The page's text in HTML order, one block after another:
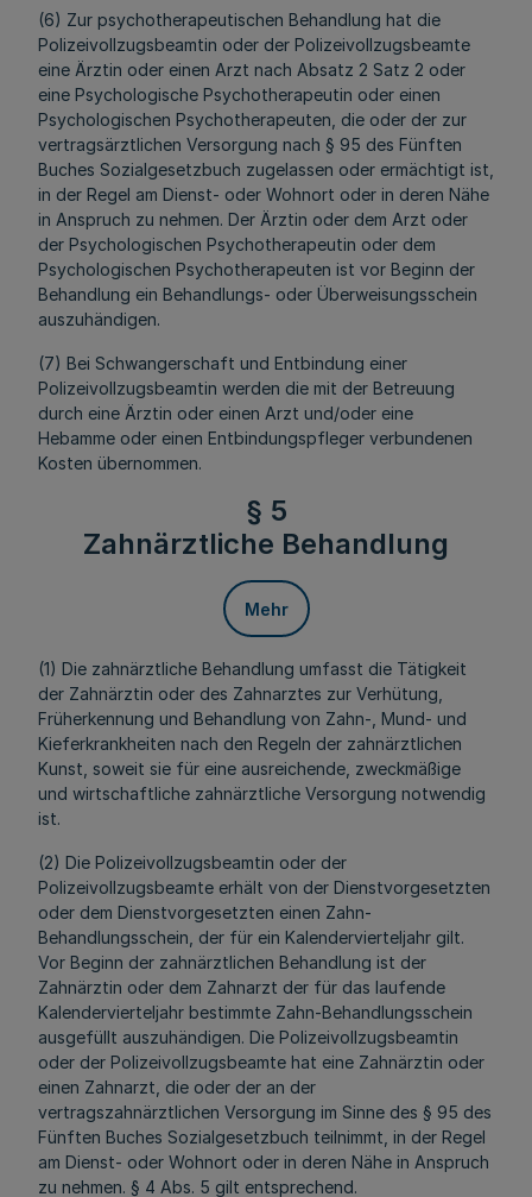
(6) Zur psychotherapeutischen Behandlung hat die
Polizeivollzugsbeamtin oder der Polizeivollzugsbeamte
eine Ärztin oder einen Arzt nach Absatz 2 Satz 2 oder
eine Psychologische Psychotherapeutin oder einen
Psychologischen Psychotherapeuten, die oder der zur
vertragsärztlichen Versorgung nach § 95 des Fünften
Buches Sozialgesetzbuch zugelassen oder ermächtigt ist,
in der Regel am Dienst- oder Wohnort oder in deren Nähe
in Anspruch zu nehmen. Der Ärztin oder dem Arzt oder
der Psychologischen Psychotherapeutin oder dem
Psychologischen Psychotherapeuten ist vor Beginn der
Behandlung ein Behandlungs- oder Überweisungsschein
auszuhändigen.
(7) Bei Schwangerschaft und Entbindung einer
Polizeivollzugsbeamtin werden die mit der Betreuung
durch eine Ärztin oder einen Arzt und/oder eine
Hebamme oder einen Entbindungspfleger verbundenen
Kosten übernommen.
§ 5
Zahnärztliche Behandlung
Mehr
(1) Die zahnärztliche Behandlung umfasst die Tätigkeit
der Zahnärztin oder des Zahnarztes zur Verhütung,
Früherkennung und Behandlung von Zahn-, Mund- und
Kieferkrankheiten nach den Regeln der zahnärztlichen
Kunst, soweit sie für eine ausreichende, zweckmäßige
und wirtschaftliche zahnärztliche Versorgung notwendig
ist.
(2) Die Polizeivollzugsbeamtin oder der
Polizeivollzugsbeamte erhält von der Dienstvorgesetzten
oder dem Dienstvorgesetzten einen Zahn-
Behandlungsschein, der für ein Kalendervierteljahr gilt.
Vor Beginn der zahnärztlichen Behandlung ist der
Zahnärztin oder dem Zahnarzt der für das laufende
Kalendervierteljahr bestimmte Zahn-Behandlungsschein
ausgefüllt auszuhändigen. Die Polizeivollzugsbeamtin
oder der Polizeivollzugsbeamte hat eine Zahnärztin oder
einen Zahnarzt, die oder der an der
vertragszahnärztlichen Versorgung im Sinne des § 95 des
Fünften Buches Sozialgesetzbuch teilnimmt, in der Regel
am Dienst- oder Wohnort oder in deren Nähe in Anspruch
zu nehmen. § 4 Abs. 5 gilt entsprechend.